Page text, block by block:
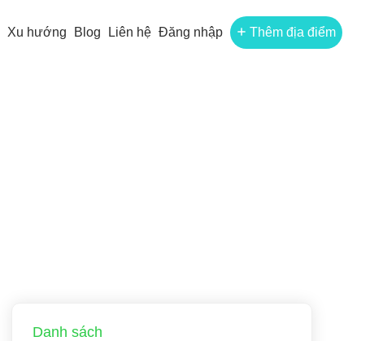
Xu hướng Blog Liên hệ Đăng nhập Thêm địa điểm
Danh sách